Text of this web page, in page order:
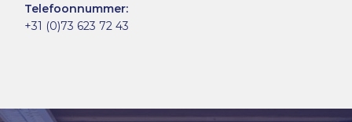
Telefoonnummer:
+31 (0)73 623 72 43